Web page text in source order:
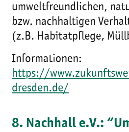
umweltfreundlichen,
bzw. nachhaltigen
(z.B. Habitatpflege,
Informationen:
https://
dresden.de/
8. Nachhall e.V.: